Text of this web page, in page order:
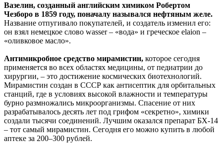
Вазелин, созданный английским химиком Робертом
Чезборо в 1859 году, поначалу назывался нефтяным желе.
Название отпугивало покупателей, и создатель изменил его:
он взял немецкое слово wasser – «вода» и греческое elaion –
«оливковое масло».
Антимикробное средство мирамистин, которое сегодня
применяется во всех областях медицины, от педиатрии до
хирургии, – это достижение космических биотехнологий.
Мирамистин создан в СССР как антисептик для орбитальных
станций, где в условиях высокой влажности и температуры
бурно размножались микроорганизмы. Спасение от них
разрабатывалось десять лет под грифом «секретно», химики
создали тысячи соединений. Лучшим оказался препарат БХ-14
– тот самый мирамистин. Сегодня его можно купить в любой
аптеке за 200–300 рублей.